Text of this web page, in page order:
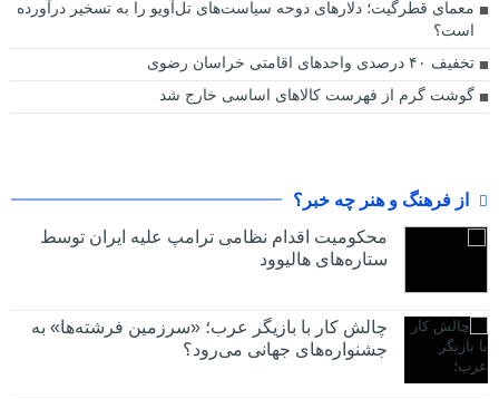
معمای قطرگیت؛ دلارهای دوحه سیاست‌های تل‌آویو را به تسخیر درآورده
‌است؟
تخفیف ۴۰ درصدی واحدهای اقامتی خراسان رضوی
گوشت گرم از فهرست کالاهای اساسی خارج شد
از فرهنگ و هنر چه خبر؟
محکومیت اقدام نظامی ترامپ علیه ایران توسط
ستاره‌های هالیوود
چالش کار با بازیگر عرب؛ «سرزمین فرشته‌ها» به
جشنواره‌های جهانی می‌رود؟